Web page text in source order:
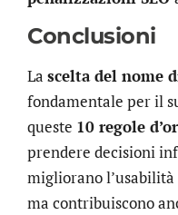
Conclusioni
La scelta del nome
fondamentale per il
queste 10 regole
prendere decisioni
migliorano
ma contribuiscono